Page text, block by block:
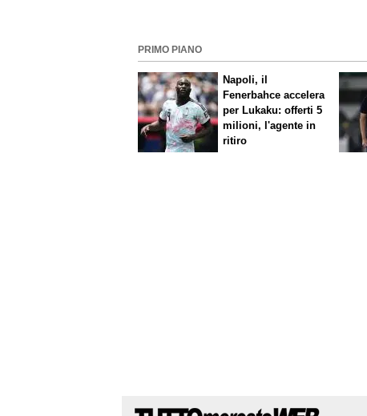
PRIMO PIANO
Napoli, il
Fenerbahce accelera
per Lukaku: offerti 5
milioni, l'agente in
ritiro